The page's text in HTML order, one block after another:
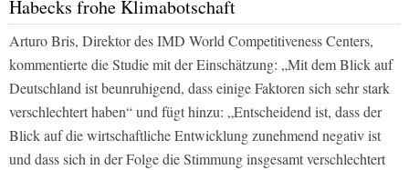
Habecks frohe Klimabotschaft
Arturo Bris, Direktor des IMD World Competitiveness Centers,
kommentierte die Studie mit der Einschätzung: „Mit dem Blick auf
Deutschland ist beunruhigend, dass einige Faktoren sich sehr stark
verschlechtert haben“ und fügt hinzu: „Entscheidend ist, dass der
Blick auf die wirtschaftliche Entwicklung zunehmend negativ ist
und dass sich in der Folge die Stimmung insgesamt verschlechtert